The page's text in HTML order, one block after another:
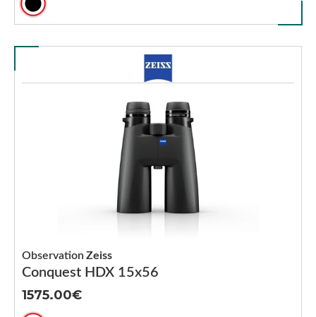
Conquest HDX 15x56
Observation Zeiss
1575.00